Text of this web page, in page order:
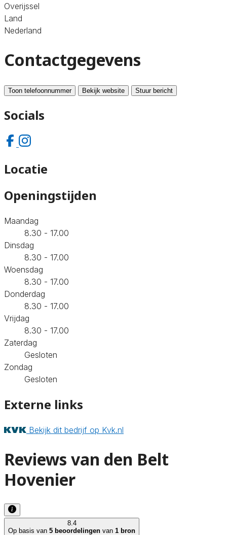
Overijssel
Land
Nederland
Contactgegevens
Toon telefoonnummer Bekijk website Stuur bericht
Socials
Locatie
Openingstijden
Maandag
8.30 - 17.00
Dinsdag
8.30 - 17.00
Woensdag
8.30 - 17.00
Donderdag
8.30 - 17.00
Vrijdag
8.30 - 17.00
Zaterdag
Gesloten
Zondag
Gesloten
Externe links
Bekijk dit bedrijf op Kvk.nl
Reviews van den Belt
Hovenier
8.4
Op basis van 5 beoordelingen van 1 bron